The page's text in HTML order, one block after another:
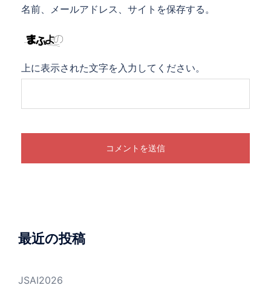
名前、メールアドレス、サイトを保存する。
上に表示された文字を入力してください。
最近の投稿
JSAI2026